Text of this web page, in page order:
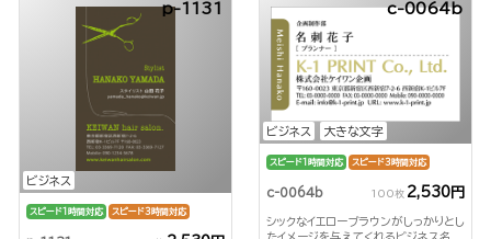
ビジネス
p-1131
スピード1時間対応 スピード3時間対応
ビジネス 大きな文字
c-0064b
スピード1時間対応 スピード3時間対応
c-0064b 100枚 2,530円
シックなイエローブラウンがしっかりとし